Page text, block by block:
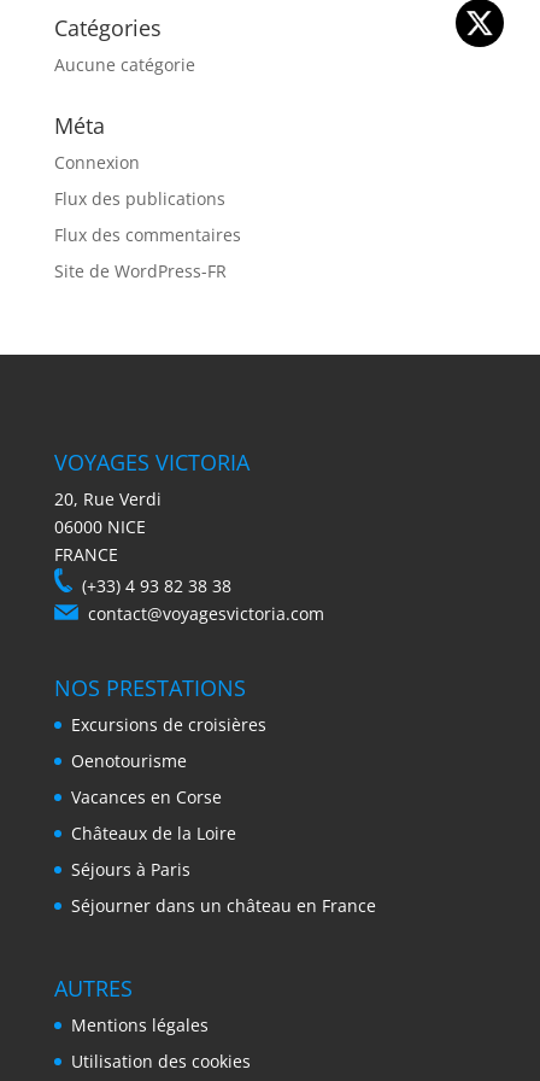
Catégories
Aucune catégorie
Méta
Connexion
Flux des publications
Flux des commentaires
Site de WordPress-FR
VOYAGES VICTORIA
20, Rue Verdi
06000 NICE
FRANCE
(+33) 4 93 82 38 38
contact@voyagesvictoria.com
NOS PRESTATIONS
Excursions de croisières
Oenotourisme
Vacances en Corse
Châteaux de la Loire
Séjours à Paris
Séjourner dans un château en France
AUTRES
Mentions légales
Utilisation des cookies